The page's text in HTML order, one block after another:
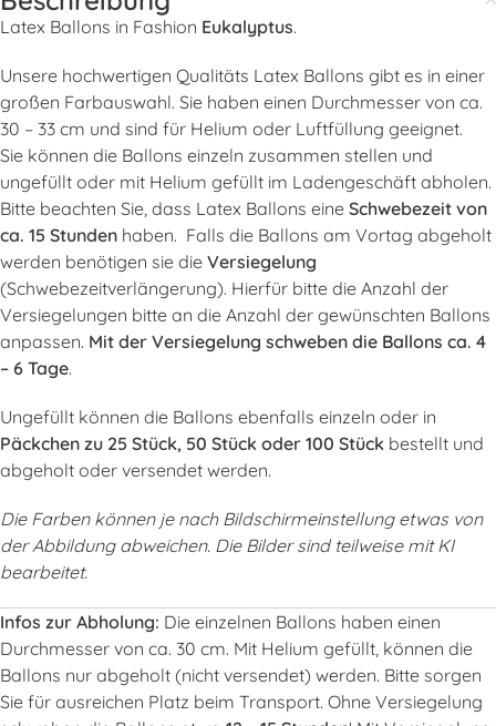
Latex Ballons in Fashion Eukalyptus.
Unsere hochwertigen Qualitäts Latex Ballons gibt es in einer
großen Farbauswahl. Sie haben einen Durchmesser von ca.
30 – 33 cm und sind für Helium oder Luftfüllung geeignet.
Sie können die Ballons einzeln zusammen stellen und
ungefüllt oder mit Helium gefüllt im Ladengeschäft abholen.
Bitte beachten Sie, dass Latex Ballons eine Schwebezeit von
ca. 15 Stunden haben. Falls die Ballons am Vortag abgeholt
werden benötigen sie die Versiegelung
(Schwebezeitverlängerung). Hierfür bitte die Anzahl der
Versiegelungen bitte an die Anzahl der gewünschten Ballons
anpassen. Mit der Versiegelung schweben die Ballons ca. 4
– 6 Tage.
Ungefüllt können die Ballons ebenfalls einzeln oder in
Päckchen zu 25 Stück, 50 Stück oder 100 Stück bestellt und
abgeholt oder versendet werden.
Die Farben können je nach Bildschirmeinstellung etwas von
der Abbildung abweichen. Die Bilder sind teilweise mit KI
bearbeitet.
Infos zur Abholung: Die einzelnen Ballons haben einen
Durchmesser von ca. 30 cm. Mit Helium gefüllt, können die
Ballons nur abgeholt (nicht versendet) werden. Bitte sorgen
Sie für ausreichen Platz beim Transport. Ohne Versiegelung